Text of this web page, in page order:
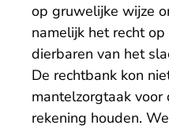
op gruwelijke wijze
namelijk het recht
dierbaren van het
De rechtbank kon
mantelzorgtaak
rekening houden.